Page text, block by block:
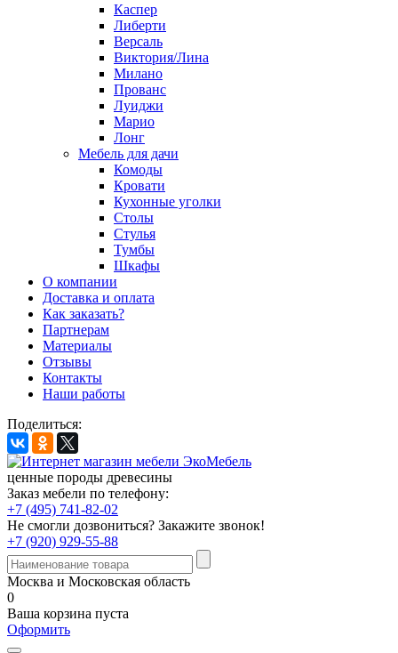
Каспер
Либерти
Версаль
Виктория/Лина
Милано
Прованс
Луиджи
Марио
Лонг
Мебель для дачи
Комоды
Кровати
Кухонные уголки
Столы
Стулья
Тумбы
Шкафы
О компании
Доставка и оплата
Как заказать?
Партнерам
Материалы
Отзывы
Контакты
Наши работы
Поделиться:
ценные породы древесины
Заказ мебели по телефону:
+7 (495) 741-82-02
Не смогли дозвониться? Закажите звонок!
+7 (920) 929-55-88
Москва и Московская область
0
Ваша корзина пуста
Оформить